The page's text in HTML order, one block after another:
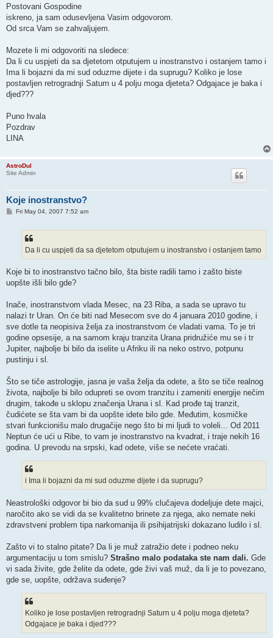
s
Postovani Gospodine
iskreno, ja sam odusevljena Vasim odgovorom.
Od srca Vam se zahvaljujem.
Mozete li mi odgovoriti na sledece:
Da li cu uspjeti da sa djetetom otputujem u inostranstvo i ostanjem tamo i
Ima li bojazni da mi sud oduzme dijete i da suprugu? Koliko je lose
postavljen retrogradnji Saturn u 4 polju moga djeteta? Odgajace je baka i
djed???
Puno hvala
Pozdrav
LINA
AstroDul
Site Admin
Koje inostranstvo?
PFri May 04, 2007 7:52 am
Da li cu uspjeti da sa djetetom otputujem u inostranstvo i ostanjem tamo
Koje bi to inostranstvo tačno bilo, šta biste radili tamo i zašto biste
uopšte išli bilo gde?
Inače, inostranstvom vlada Mesec, na 23 Riba, a sada se upravo tu
nalazi tr Uran. On će biti nad Mesecom sve do 4 januara 2010 godine, i
sve dotle ta neopisiva želja za inostranstvom će vladati vama. To je tri
godine opsesije, a na samom kraju tranzita Urana pridružiće mu se i tr
Jupiter, najbolje bi bilo da iselite u Afriku ili na neko ostrvo, potpunu
pustinju i sl.
Što se tiče astrologije, jasna je vaša želja da odete, a što se tiče realnog
života, najbolje bi bilo odupreti se ovom tranzitu i zameniti energije nečim
drugim, takođe u sklopu značenja Urana i sl. Kad prođe taj tranzit,
čudićete se šta vam bi da uopšte idete bilo gde. Međutim, kosmičke
stvari funkcionišu malo drugačije nego što bi mi ljudi to voleli... Od 2011
Neptun će ući u Ribe, to vam je inostranstvo na kvadrat, i traje nekih 16
godina. U prevodu na srpski, kad odete, više se nećete vraćati.
i Ima li bojazni da mi sud oduzme dijete i da suprugu?
Neastrološki odgovor bi bio da sud u 99% clučajeva dodeljuje dete majci,
naročito ako se vidi da se kvalitetno brinete za njega, ako nemate neki
zdravstveni problem tipa narkomanija ili psihijatrijski dokazano ludilo i sl.
Zašto vi to stalno pitate? Da li je muž zatražio dete i podneo neku
argumentaciju u tom smislu? Strašno malo podataka ste nam dali. Gde
vi sada živite, gde želite da odete, gde živi vaš muž, da li je to povezano,
gde se, uopšte, održava suđenje?
Koliko je lose postavljen retrogradnji Saturn u 4 polju moga djeteta?
Odgajace je baka i djed???